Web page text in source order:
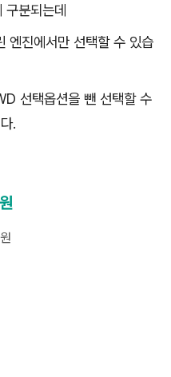
분되는데
엔진에서만 선택할 수 있습
선택옵션을 뺀 선택할 수
.